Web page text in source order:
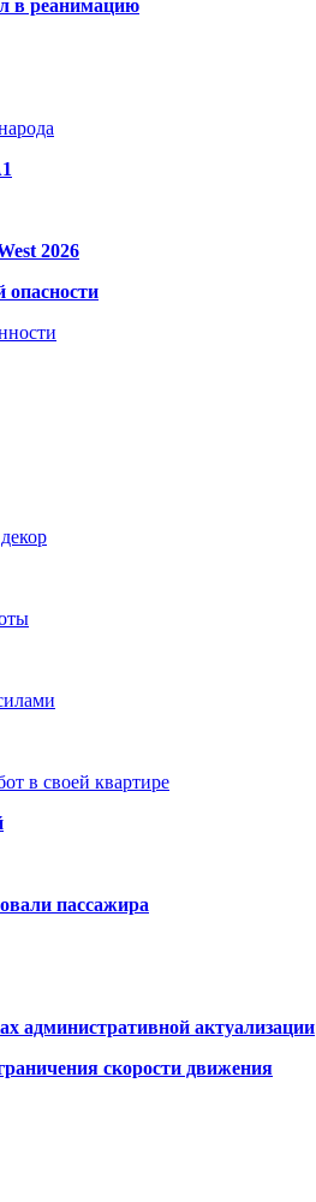
в реанимацию
2026
опасности
в своей квартире
пассажира
административной актуализации
скорости движения